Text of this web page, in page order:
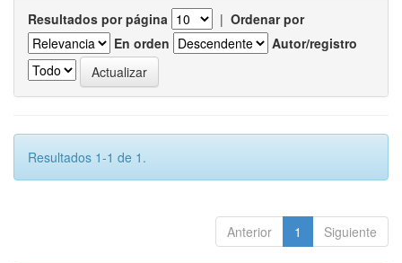
Resultados por página | Ordenar por
En orden
Autor/registro
Resultados 1-1 de 1.
Anterior 1 Siguiente